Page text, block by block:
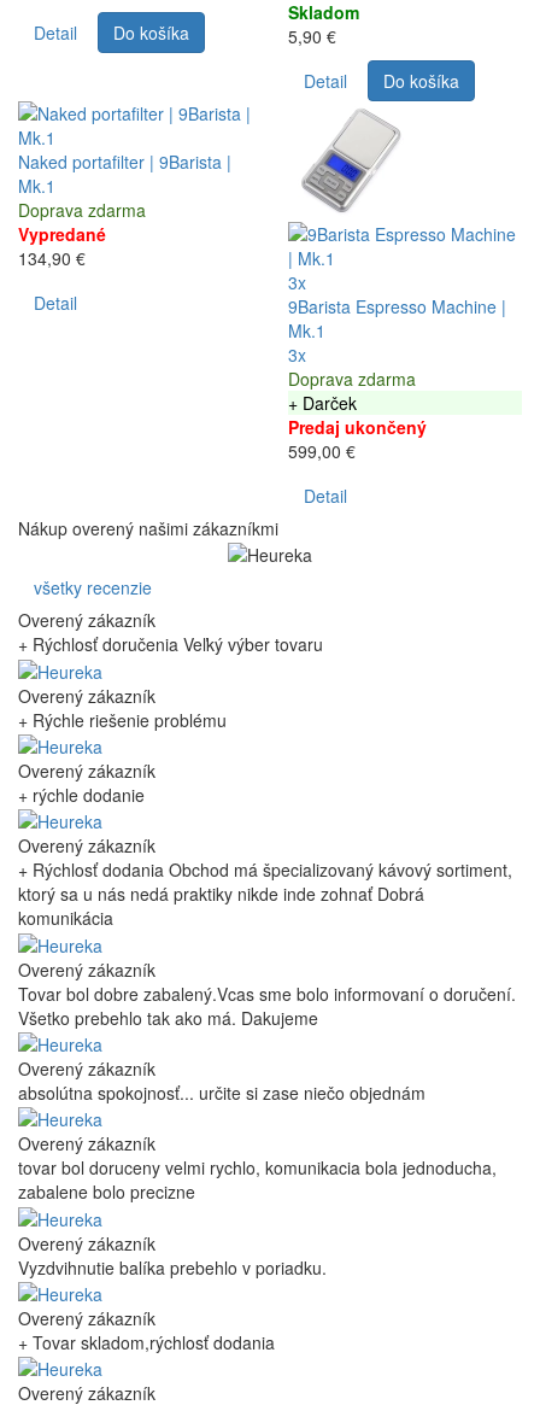
Detail
Do košíka
Skladom
5,90 €
Detail
Do košíka
Naked portafilter | 9Barista |
Mk.1
Doprava zdarma
Vypredané
134,90 €
Detail
3x
9Barista Espresso Machine |
Mk.1
3x
Doprava zdarma
+ Darček
Predaj ukončený
599,00 €
Detail
Nákup overený našimi zákazníkmi
všetky recenzie
Overený zákazník
+ Rýchlosť doručenia Veľký výber tovaru
Overený zákazník
+ Rýchle riešenie problému
Overený zákazník
+ rýchle dodanie
Overený zákazník
+ Rýchlosť dodania Obchod má špecializovaný kávový sortiment,
ktorý sa u nás nedá praktiky nikde inde zohnať Dobrá
komunikácia
Overený zákazník
Tovar bol dobre zabalený.Vcas sme bolo informovaní o doručení.
Všetko prebehlo tak ako má. Dakujeme
Overený zákazník
absolútna spokojnosť... určite si zase niečo objednám
Overený zákazník
tovar bol doruceny velmi rychlo, komunikacia bola jednoducha,
zabalene bolo precizne
Overený zákazník
Vyzdvihnutie balíka prebehlo v poriadku.
Overený zákazník
+ Tovar skladom,rýchlosť dodania
Overený zákazník